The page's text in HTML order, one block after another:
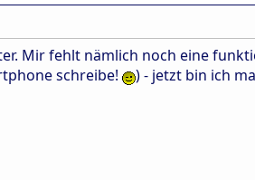
Mir fehlt nämlich noch eine
schreibe!
) - jetzt bin ich